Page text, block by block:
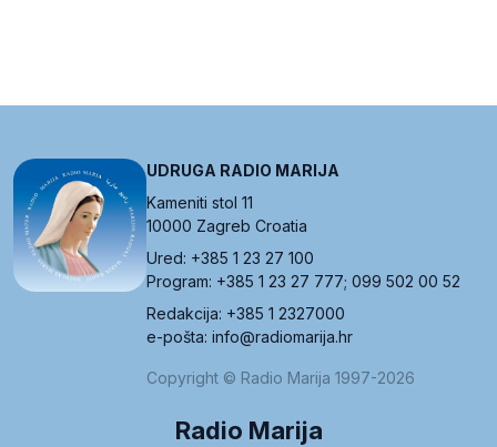
UDRUGA RADIO MARIJA
Kameniti stol 11
10000 Zagreb Croatia
Ured: +385 1 23 27 100
Program: +385 1 23 27 777; 099 502 00 52
Redakcija: +385 1 2327000
e-pošta: info@radiomarija.hr
Copyright © Radio Marija 1997-2026
Radio Marija